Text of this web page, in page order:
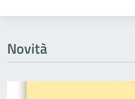
Novità